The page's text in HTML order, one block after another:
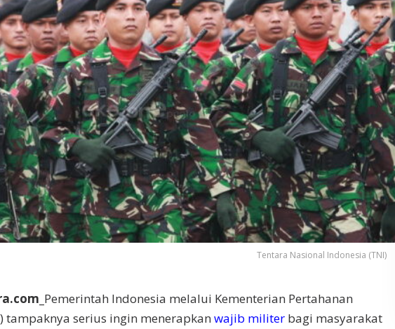
a
!
P
e
m
e
r
i
n
a
h
S
e
r
i
u
s
i
n
Tentara Nasional Indonesia (TNI)
Pemerintah Indonesia melalui Kementerian Pertahanan
tampaknya serius ingin menerapkan wajib militerbagi masyarakat